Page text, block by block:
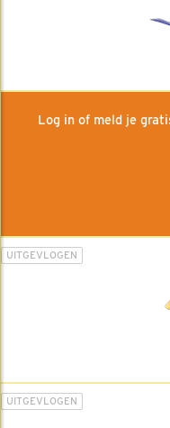
Log in of meld je
UITGEVLOGEN
UITGEVLOGEN